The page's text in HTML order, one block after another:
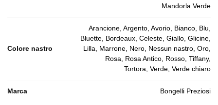
Mandorla Verde
Colore nastro
Arancione, Argento, Avorio, Bianco, Blu,
Bluette, Bordeaux, Celeste, Giallo, Glicine,
Lilla, Marrone, Nero, Nessun nastro, Oro,
Rosa, Rosa Antico, Rosso, Tiffany,
Tortora, Verde, Verde chiaro
Marca Bongelli Preziosi